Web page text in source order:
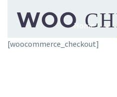
WOOHome
[woocommerce_checkout]